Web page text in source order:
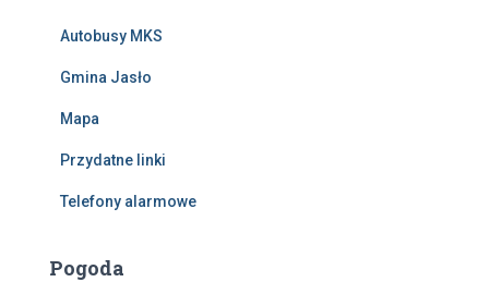
Autobusy MKS
Gmina Jasło
Mapa
Przydatne linki
Telefony alarmowe
Pogoda